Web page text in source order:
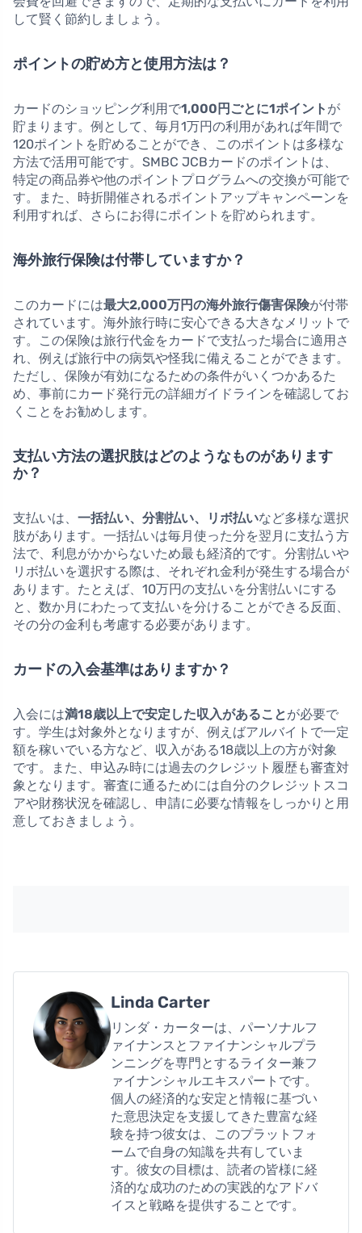
して賢く節約しましょう。
ポイントの貯め方と使用方法は？
カードのショッピング利用で1,000円ごとに1ポイント が
貯まります。例として、毎月1万円の利用があれば年間で
120ポイントを貯めることができ、このポイントは多様な
方法で活用可能です。SMBC JCBカードのポイントは、
特定の商品券や他のポイントプログラムへの交換が可能で
す。また、時折開催されるポイントアップキャンペーンを
利用すれば、さらにお得にポイントを貯められます。
海外旅行保険は付帯していますか？
このカードには最大2,000万円の海外旅行傷害保険が付帯
されています。海外旅行時に安心できる大きなメリットで
す。この保険は旅行代金をカードで支払った場合に適用さ
れ、例えば旅行中の病気や怪我に備えることができます。
ただし、保険が有効になるための条件がいくつかあるた
め、事前にカード発行元の詳細ガイドラインを確認してお
くことをお勧めします。
支払い方法の選択肢はどのようなものがあります
か？
支払いは、 一括払い、分割払い、リボ払いなど多様な選択
肢があります。一括払いは毎月使った分を翌月に支払う方
法で、利息がかからないため最も経済的です。分割払いや
リボ払いを選択する際は、それぞれ金利が発生する場合が
あります。たとえば、10万円の支払いを分割払いにする
と、数か月にわたって支払いを分けることができる反面、
その分の金利も考慮する必要があります。
カードの入会基準はありますか？
入会には満18歳以上で安定した収入があることが必要で
す。学生は対象外となりますが、例えばアルバイトで一定
額を稼いでいる方など、収入がある18歳以上の方が対象
です。また、申込み時には過去のクレジット履歴も審査対
象となります。審査に通るためには自分のクレジットスコ
アや財務状況を確認し、申請に必要な情報をしっかりと用
意しておきましょう。
Linda Carter
リンダ・カーターは、パーソナルフ
ァイナンスとファイナンシャルプラ
ンニングを専門とするライター兼フ
ァイナンシャルエキスパートです。
個人の経済的な安定と情報に基づい
た意思決定を支援してきた豊富な経
験を持つ彼女は、このプラットフォ
ームで自身の知識を共有していま
す。彼女の目標は、読者の皆様に経
済的な成功のための実践的なアドバ
イスと戦略を提供することです。